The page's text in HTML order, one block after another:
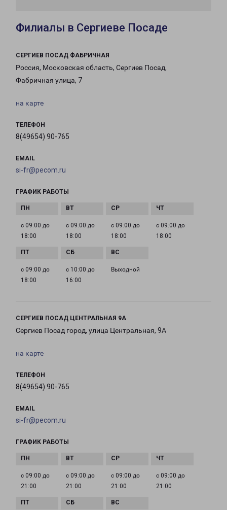
Филиалы в Сергиеве Посаде
СЕРГИЕВ ПОСАД ФАБРИЧНАЯ
Россия, Московская область, Сергиев Посад,
Фабричная улица, 7
на карте
ТЕЛЕФОН
8(49654) 90-765
EMAIL
si-fr@pecom.ru
ГРАФИК РАБОТЫ
с 09:00 до
18:00
с 09:00 до
18:00
с 09:00 до
18:00
с 09:00 до
18:00
с 09:00 до
18:00
с 10:00 до
16:00
Выходной
СЕРГИЕВ ПОСАД ЦЕНТРАЛЬНАЯ 9А
Сергиев Посад город, улица Центральная, 9А
на карте
ТЕЛЕФОН
8(49654) 90-765
EMAIL
si-fr@pecom.ru
ГРАФИК РАБОТЫ
с 09:00 до
21:00
с 09:00 до
21:00
с 09:00 до
21:00
с 09:00 до
21:00